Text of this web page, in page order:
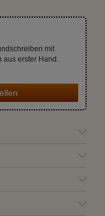
mit
aus erster Hand.